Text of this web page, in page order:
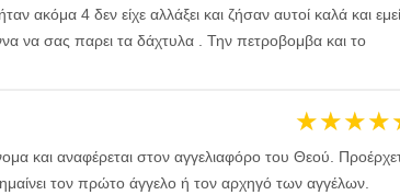
ακόμα 4 δεν είχε αλλάξει και ζήσαν αυτοί καλά και
να σας παρει τα δάχτυλα . Την πετροβομβα και το
★★★★
και αναφέρεται στον αγγελιαφόρο του Θεού.
τον πρώτο άγγελο ή τον αρχηγό των αγγέλων.